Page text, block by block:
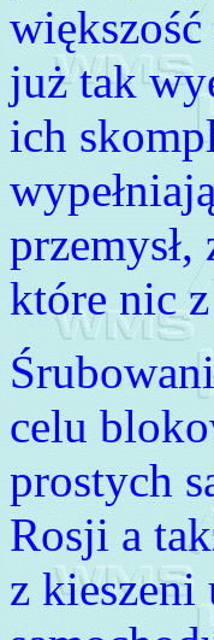
większość
już tak
ich
które nic
celu
prostych
Rosji a
z kieszeni